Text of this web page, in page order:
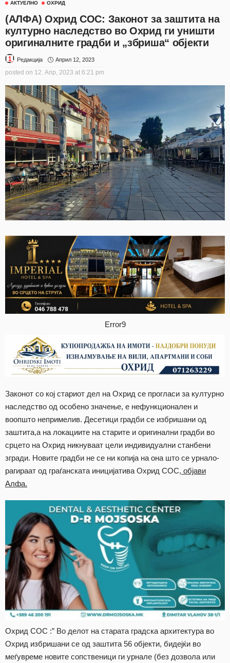
АКТУЕЛНО ОХРИД
(АЛФА) Охрид СОС: Законот за заштита на
културно наследство во Охрид ги уништи
оригиналните градби и „збриша“ објекти
Редакција Април 12, 2023
posted on 12. Апр, 2023 at 6:21 pm
Error9
Законот со кој стариот дел на Охрид се прогласи за културно
наследство од особено значење, е нефункционален и
воопшто непримелив. Десетици градби се избришани од
заштита,а на локациите на старите и оригинални градби во
срцето на Охрид никнуваат цели индивидуални станбени
згради. Новите градби не се ни копија на она што се урнало-
рагираат од граѓанската иницијатива Охрид СОС, објави
Алфа.
Охрид СОС :” Во делот на старата градска архитектура во
Охрид избришани се од заштита 56 објекти, бидејќи во
меѓувреме новите сопственици ги урнале (без дозвола или